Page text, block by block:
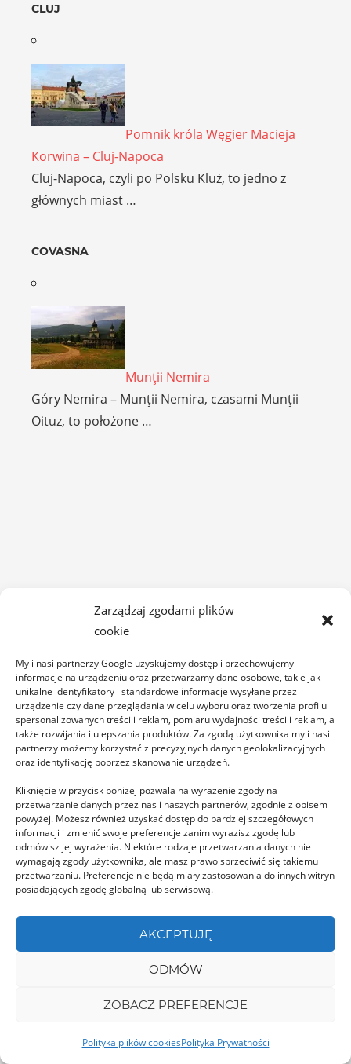
Zarządzaj zgodami plików
cookie
My i nasi partnerzy Google uzyskujemy dostęp i przechowujemy
informacje na urządzeniu oraz przetwarzamy dane osobowe, takie jak
unikalne identyfikatory i standardowe informacje wysyłane przez
urządzenie czy dane przeglądania w celu wyboru oraz tworzenia profilu
spersonalizowanych treści i reklam, pomiaru wydajności treści i reklam, a
także rozwijania i ulepszania produktów. Za zgodą użytkownika my i nasi
partnerzy możemy korzystać z precyzyjnych danych geolokalizacyjnych
oraz identyfikację poprzez skanowanie urządzeń.
Kliknięcie w przycisk poniżej pozwala na wyrażenie zgody na
przetwarzanie danych przez nas i naszych partnerów, zgodnie z opisem
powyżej. Możesz również uzyskać dostęp do bardziej szczegółowych
informacji i zmienić swoje preferencje zanim wyrazisz zgodę lub
odmówisz jej wyrażenia. Niektóre rodzaje przetwarzania danych nie
wymagają zgody użytkownika, ale masz prawo sprzeciwić się takiemu
przetwarzaniu. Preferencje nie będą miały zastosowania do innych witryn
posiadających zgodę globalną lub serwisową.
AKCEPTUJĘ
ODMÓW
ZOBACZ PREFERENCJE
Polityka plików cookiesPolityka Prywatności
CLUJ
Pomnik króla Węgier Macieja
Korwina – Cluj-Napoca
Cluj-Napoca, czyli po Polsku Kluż, to jedno z
głównych miast …
COVASNA
Munţii Nemira
Góry Nemira – Munţii Nemira, czasami Munţii
Oituz, to położone …
DÂMBOVIȚA
Skały Babele i Sfinks w Bucegach
Babele i Sfinks to dwie najpopularniejsze skały w
rumuńskich górach Bucegi. Te niesamowite
formacje skalne …
GORJ
Cascada Cailor